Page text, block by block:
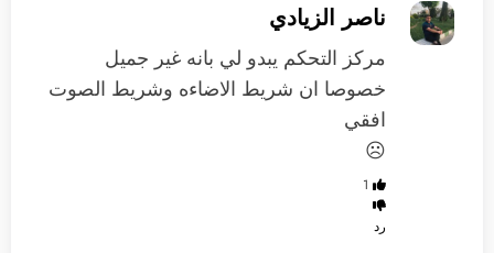
ناصر الزيادي
مركز التحكم يبدو لي بانه غير جميل
خصوصا ان شريط الاضاءه وشريط الصوت
افقي
☹️
1
رد